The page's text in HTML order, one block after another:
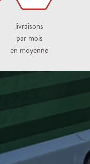
livraisons
par mois
en moyenne